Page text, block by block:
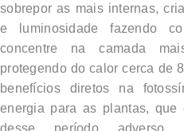
sobrepor as mais internas,
e luminosidade fazendo
concentre na camada
protegendo do calor cerca de
benefícios diretos na
energia para as plantas,
desse período adverso.